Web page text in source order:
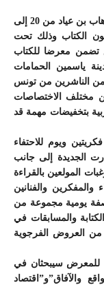
بالشراكة مع مؤسسة ميكروكراد وجمعية عبد الوهاب بن عياد من 20 إلى
الكتاب وذلك تحت
تضمن معرضا للكتاب
ياسمين الحمامات
من الناشرين من تونس
مختلف الاختصاصات
عربية بتخفيضات مهمة قد
ويوم للاحتفاء
الجديدة إلى جانب
المولعين بالقراءة
والمفكرين والفنانين
يومية مجموعة من
والمسابقات في
من العروض الفرجوية
للمعرض سيبحثان في
والآفاق”و”اقتصاد